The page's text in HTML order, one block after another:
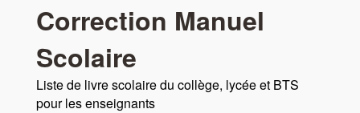
Correction Manuel
Scolaire
Liste de livre scolaire du collège, lycée et BTS
pour les enseignants